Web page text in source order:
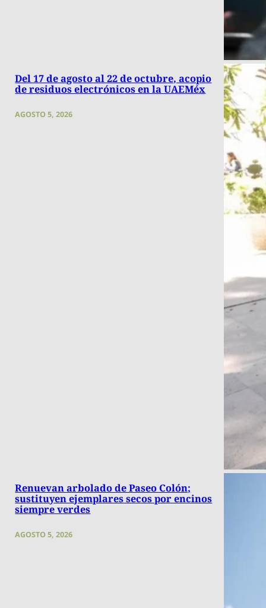
Del 17 de agosto al 22 de octubre, acopio
de residuos electrónicos en la UAEMéx
AGOSTO 5, 2026
Renuevan arbolado de Paseo Colón;
sustituyen ejemplares secos por encinos
siempre verdes
AGOSTO 5, 2026